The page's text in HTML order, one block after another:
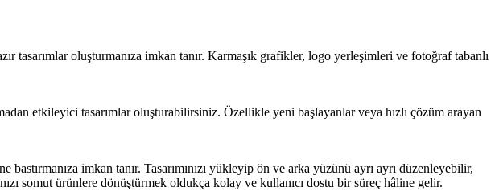
tasarımlar oluşturmanıza imkan tanır. Karmaşık grafikler, logo yerleşimleri ve fotoğraf tabanlı
etkileyici tasarımlar oluşturabilirsiniz. Özellikle yeni başlayanlar veya hızlı çözüm arayan
imkan tanır. Tasarımınızı yükleyip ön ve arka yüzünü ayrı ayrı düzenleyebilir,
somut ürünlere dönüştürmek oldukça kolay ve kullanıcı dostu bir süreç hâline gelir.